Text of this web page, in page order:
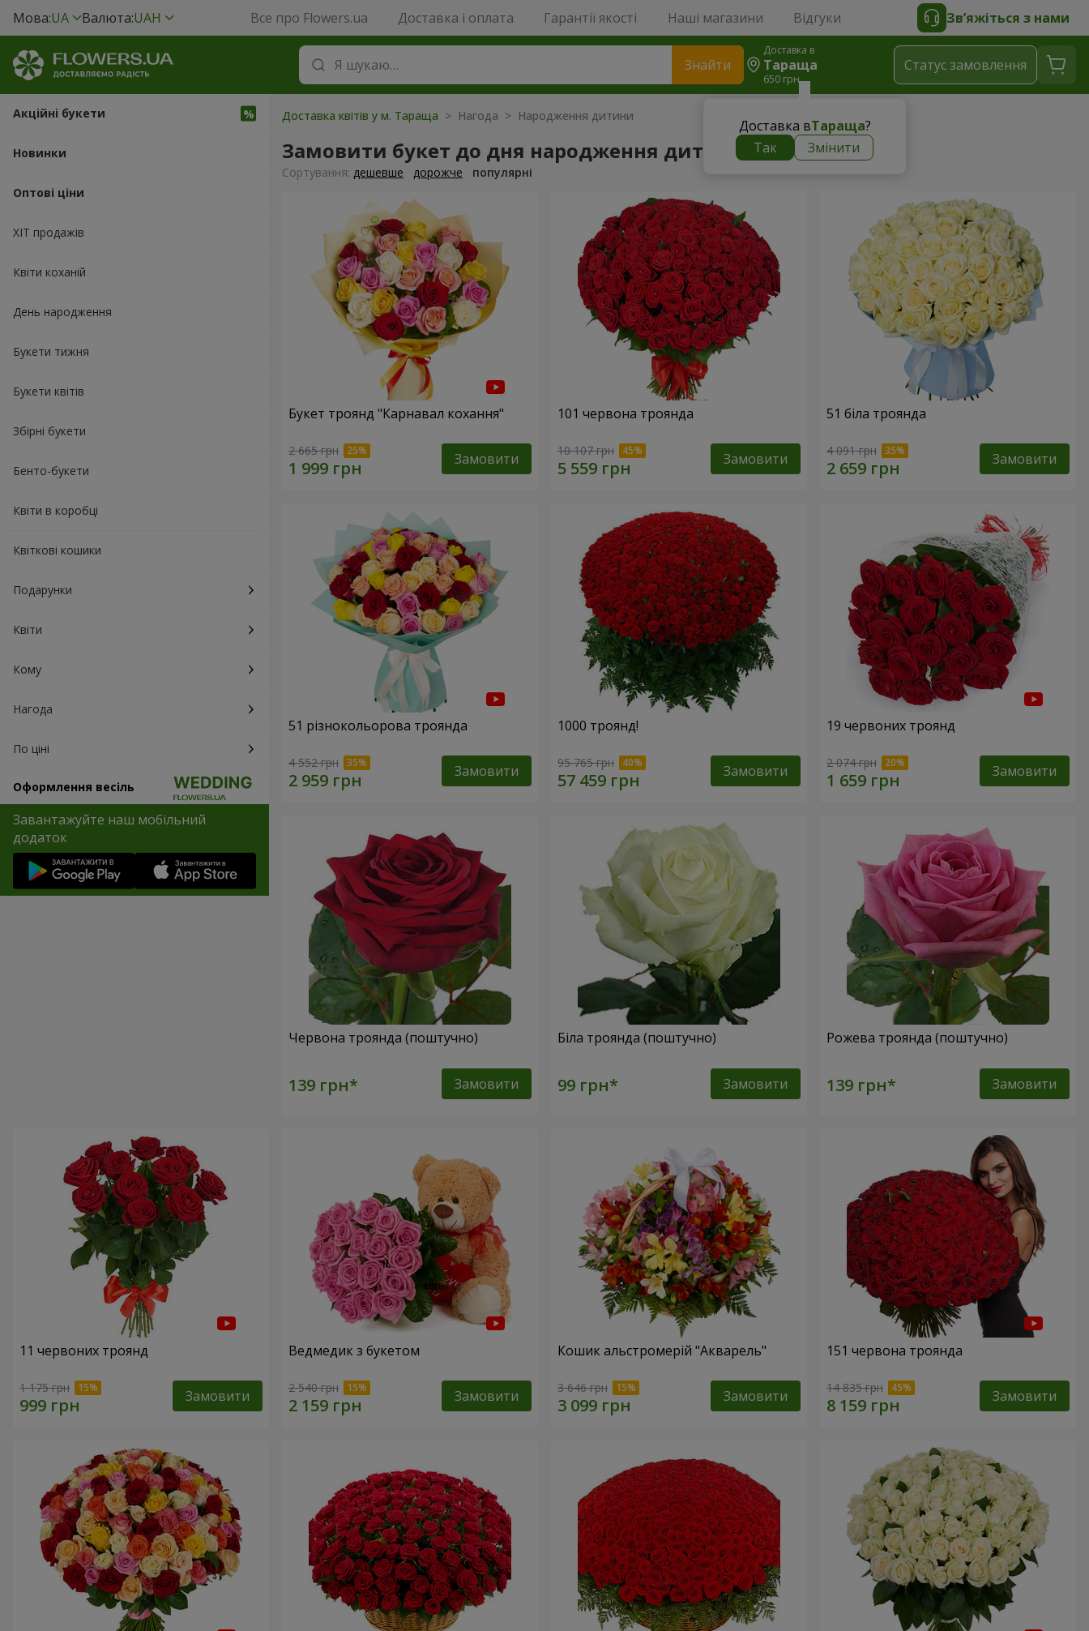
Мова:UA Валюта:UAH Все про Flowers.ua Доставка і оплата Гарантії якості Наші магазини Відгуки Зв’яжіться з нами
Знайти
Доставка в
Тараща
650 грн
Доставка вТараща?
Так
Змінити
Статус замовлення
Акційні букети
Новинки
Оптові ціни
ХІТ продажів
Квіти коханій
День народження
Букети тижня
Букети квітів
Збірні букети
Бенто-букети
Квіти в коробці
Квіткові кошики
Подарунки
Квіти
Кому
Нагода
По ціні
Оформлення весіль
Завантажуйте наш мобільний
додаток
Доставка квітів у м. Тараща > Нагода > Народження дитини
Замовити букет до дня народження дитини
Сортування: дешевше дорожче популярні
Букет троянд "Карнавал кохання"
2 665 грн Замовити
101 червона троянда
10 107 грн Замовити
51 біла троянда
4 091 грн Замовити
51 різнокольорова троянда
4 552 грн Замовити
1000 троянд!
95 765 грн Замовити
19 червоних троянд
2 074 грн Замовити
Червона троянда (поштучно)
Замовити
Біла троянда (поштучно)
Замовити
Рожева троянда (поштучно)
Замовити
11 червоних троянд
1 175 грн Замовити
Ведмедик з букетом
2 540 грн Замовити
Кошик альстромерій "Акварель"
3 646 грн Замовити
151 червона троянда
14 835 грн Замовити